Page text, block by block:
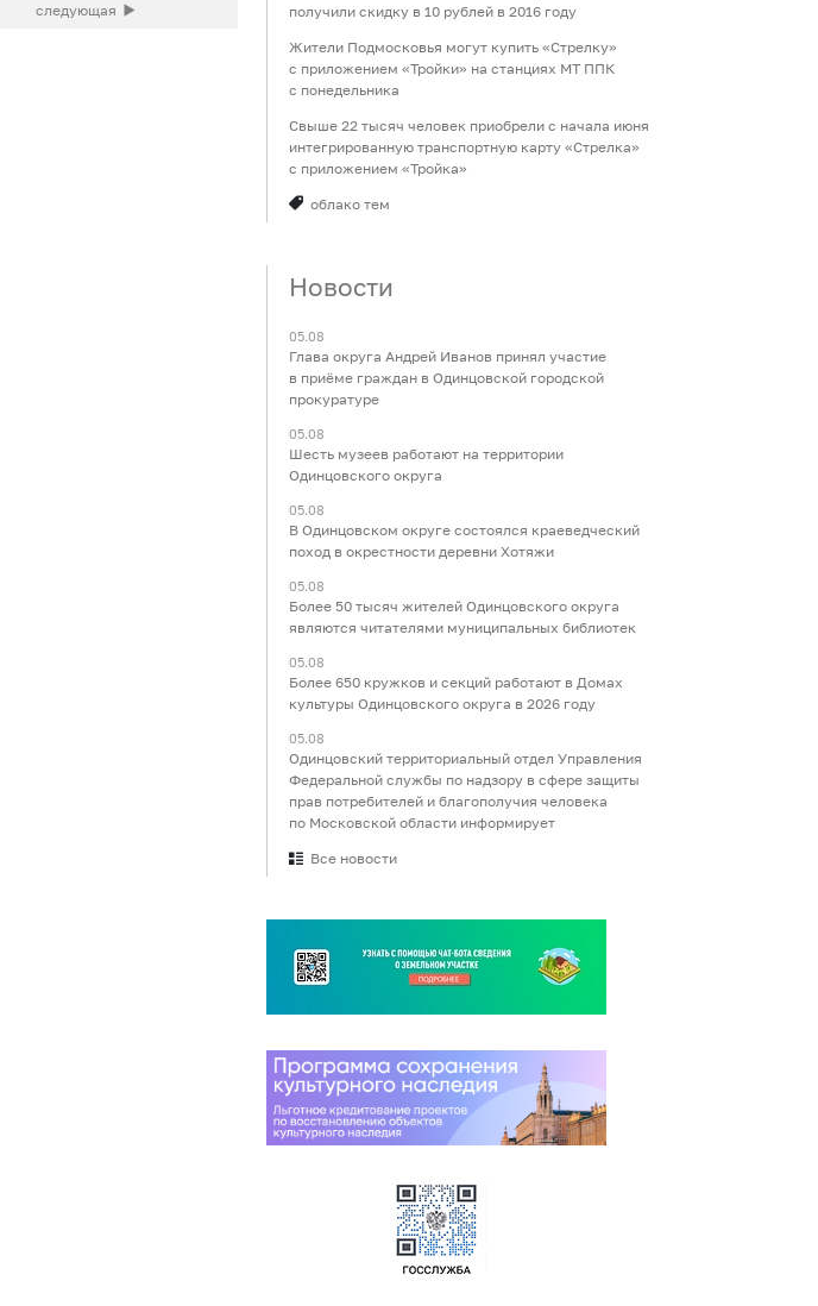
получили скидку в 10 рублей в 2016 году
Жители Подмосковья могут купить «Стрелку»
с приложением «Тройки» на станциях МТ ППК
с понедельника
Свыше 22 тысяч человек приобрели с начала июня
интегрированную транспортную карту «Стрелка»
с приложением «Тройка»
облако тем
Новости
05.08
Глава округа Андрей Иванов принял участие
в приёме граждан в Одинцовской городской
прокуратуре
05.08
Шесть музеев работают на территории
Одинцовского округа
05.08
В Одинцовском округе состоялся краеведческий
поход в окрестности деревни Хотяжи
05.08
Более 50 тысяч жителей Одинцовского округа
являются читателями муниципальных библиотек
05.08
Более 650 кружков и секций работают в Домах
культуры Одинцовского округа в 2026 году
05.08
Одинцовский территориальный отдел Управления
Федеральной службы по надзору в сфере защиты
прав потребителей и благополучия человека
по Московской области информирует
Все новости